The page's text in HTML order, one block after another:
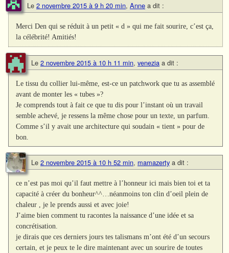
Le 2 novembre 2015 à 9 h 20 min, Anne a dit :
Merci Den qui se réduit à un petit « d » qui me fait sourire, c’est ça,
la célébrité! Amitiés!
Le 2 novembre 2015 à 10 h 11 min, venezia a dit :
Le tissu du collier lui-même, est-ce un patchwork que tu as assemblé
avant de monter les « tubes »?
Je comprends tout à fait ce que tu dis pour l’instant où un travail
semble achevé, je ressens la même chose pour un texte, un parfum.
Comme s’il y avait une architecture qui soudain « tient » pour de
bon.
Le 2 novembre 2015 à 10 h 52 min, mamazerty a dit :
ce n’est pas moi qu’il faut mettre à l’honneur ici mais bien toi et ta
capacité à créer du bonheur^^…néanmoins ton clin d’oeil plein de
chaleur , je le prends aussi et avec joie!
J’aime bien comment tu racontes la naissance d’une idée et sa
concrétisation.
je dirais que ces derniers jours tes talismans m’ont été d’un secours
certain, et je peux te le dire maintenant avec un sourire de toutes